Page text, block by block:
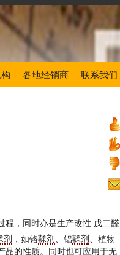
各地经销商 联系我们
程，同时亦是生产改性 戊二醛
剂 ，如铬鞣剂 、铝鞣剂
、植物
品的性质。同时也可应用于无